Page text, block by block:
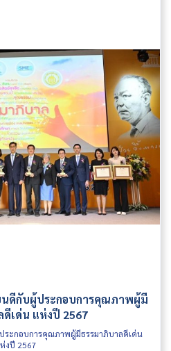
นดีกับผู้ประกอบการคุณภาพผู้มี
เด่น แห่งปี 2567
ประกอบการคุณภาพผู้มีธรรมาภิบาลดีเด่น
งปี 2567